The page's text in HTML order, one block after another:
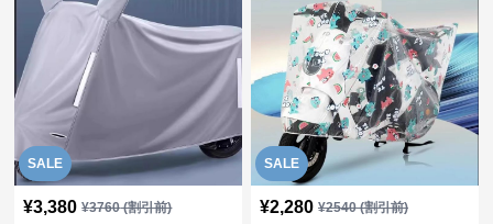
SALE
¥3,380 ¥3760(割引前)
SALE
¥2,280 ¥2540(割引前)